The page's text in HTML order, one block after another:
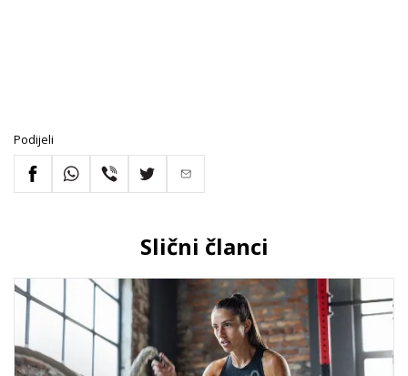
Podijeli
Slični članci